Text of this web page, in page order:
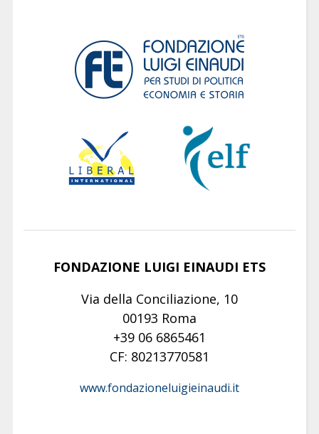
FONDAZIONE LUIGI EINAUDI ETS
Via della Conciliazione, 10
00193 Roma
+39 06 6865461
CF: 80213770581
www.fondazioneluigieinaudi.it